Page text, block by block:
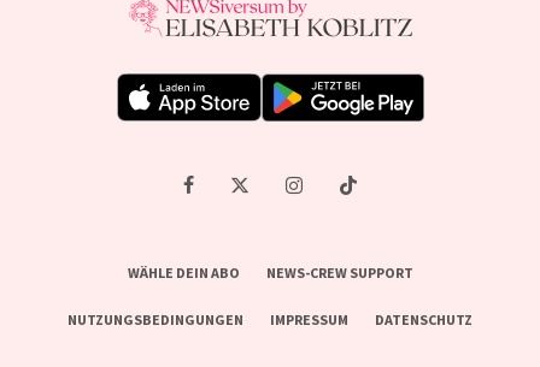
WÄHLE DEIN ABO NEWS-CREW SUPPORT
NUTZUNGSBEDINGUNGEN IMPRESSUM DATENSCHUTZ